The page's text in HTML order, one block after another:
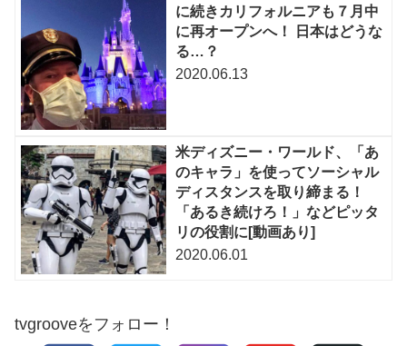
に続きカリフォルニアも７月中
に再オープンへ！ 日本はどうな
る…？
2020.06.13
米ディズニー・ワールド、「あ
のキャラ」を使ってソーシャル
ディスタンスを取り締まる！
「あるき続けろ！」などピッタ
リの役割に[動画あり]
2020.06.01
tvgrooveをフォロー！